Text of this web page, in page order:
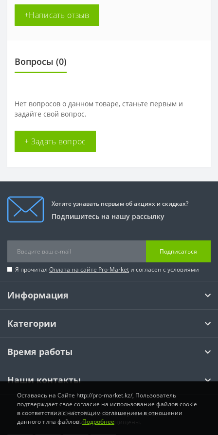
+Написать отзыв
Вопросы (0)
Нет вопросов о данном товаре, станьте первым и
задайте свой вопрос.
+ Задать вопрос
Хотите узнавать первым об акциях и скидках?
Подпишитесь на нашу рассылку
Подписаться
Я прочитал Оплата на сайте Pro-Market и согласен с условиями
Информация
Категории
Время работы
Наши контакты
© 2026 Pro-Market.kz Интернет магазин.
Все права защищены.
Оставаясь на Сайте http://pro-market.kz/, Пользователь
подтверждает свое согласие на использование файлов cookie
в соответствии с настоящим соглашением в отношении
данного типа файлов. Подробнее